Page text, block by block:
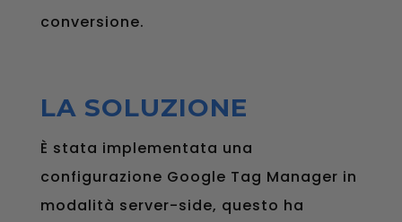
conversione.
LA SOLUZIONE
È stata implementata una
configurazione Google Tag Manager in
modalità server-side, questo ha